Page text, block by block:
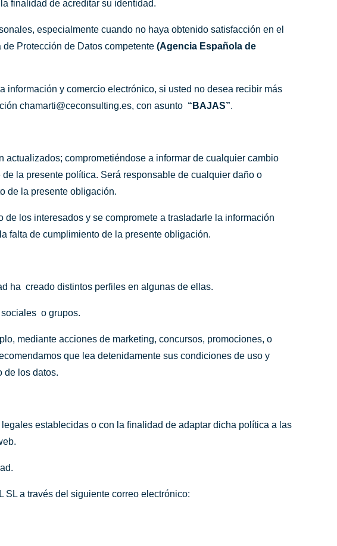
finalidad de acreditar su identidad.
especialmente cuando no haya obtenido satisfacción en el
Protección de Datos competente (Agencia Española de
y comercio electrónico, si usted no desea recibir más
chamarti@ceconsulting.es, con asunto “BAJAS”.
comprometiéndose a informar de cualquier cambio
la presente política. Será responsable de cualquier daño o
de la presente obligación.
los interesados y se compromete a trasladarle la información
falta de cumplimiento de la presente obligación.
ha creado distintos perfiles en algunas de ellas.
o grupos.
mediante acciones de marketing, concursos, promociones, o
que lea detenidamente sus condiciones de uso y
de los datos.
establecidas o con la finalidad de adaptar dicha política a las
a través del siguiente correo electrónico: